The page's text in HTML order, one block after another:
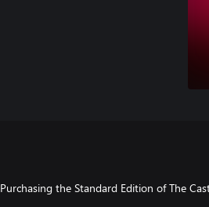
Purchasing the Standard Edition of The